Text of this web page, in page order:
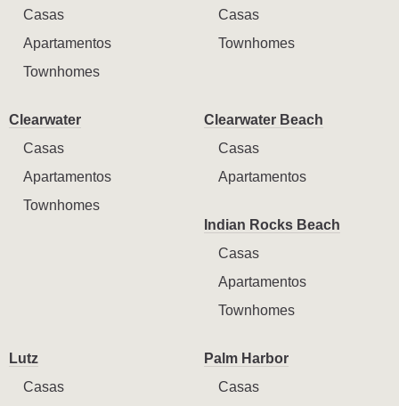
Casas
Apartamentos
Townhomes
Casas
Townhomes
Clearwater
Casas
Apartamentos
Townhomes
Clearwater Beach
Casas
Apartamentos
Indian Rocks Beach
Casas
Apartamentos
Townhomes
Lutz
Casas
Palm Harbor
Casas